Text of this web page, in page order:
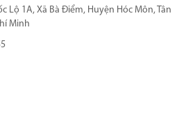
Lộ 1A, Xã Bà Điểm, Huyện Hóc Môn, Tân
Minh